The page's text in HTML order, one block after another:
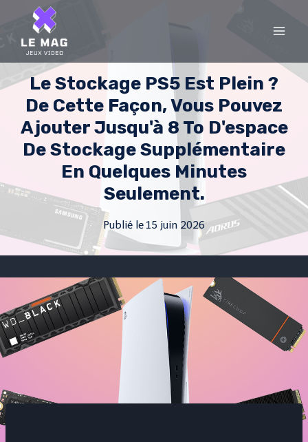
content
Le Stockage PS5 Est Plein ?
De Cette Façon, Vous Pouvez
Ajouter Jusqu'à 8 To D'espace
De Stockage Supplémentaire
En Quelques Minutes
Seulement.
Publié le15 juin 2026